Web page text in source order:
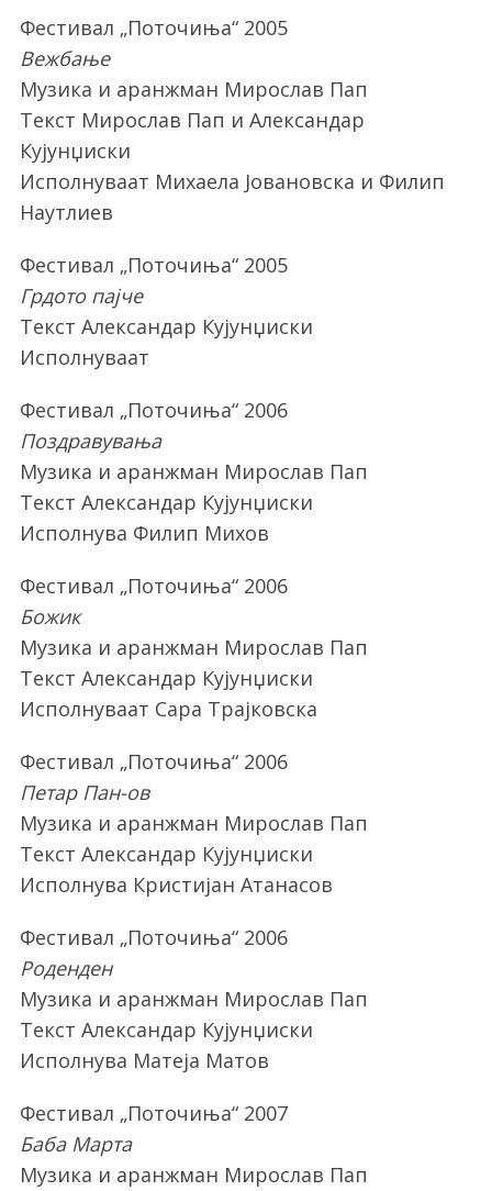
Фестивал „Поточиња“ 2005
Вежбање
Музика и аранжман Мирослав Пап
Текст Мирослав Пап и Александар
Кујунџиски
Исполнуваат Михаела Јовановска и Филип
Наутлиев
Фестивал „Поточиња“ 2005
Грдото пајче
Текст Александар Кујунџиски
Исполнуваат
Фестивал „Поточиња“ 2006
Поздравувања
Музика и аранжман Мирослав Пап
Текст Александар Кујунџиски
Исполнува Филип Михов
Фестивал „Поточиња“ 2006
Божик
Музика и аранжман Мирослав Пап
Текст Александар Кујунџиски
Исполнуваат Сара Трајковска
Фестивал „Поточиња“ 2006
Петар Пан-ов
Музика и аранжман Мирослав Пап
Текст Александар Кујунџиски
Исполнува Кристијан Атанасов
Фестивал „Поточиња“ 2006
Роденден
Музика и аранжман Мирослав Пап
Текст Александар Кујунџиски
Исполнува Матеја Матов
Фестивал „Поточиња“ 2007
Баба Марта
Музика и аранжман Мирослав Пап